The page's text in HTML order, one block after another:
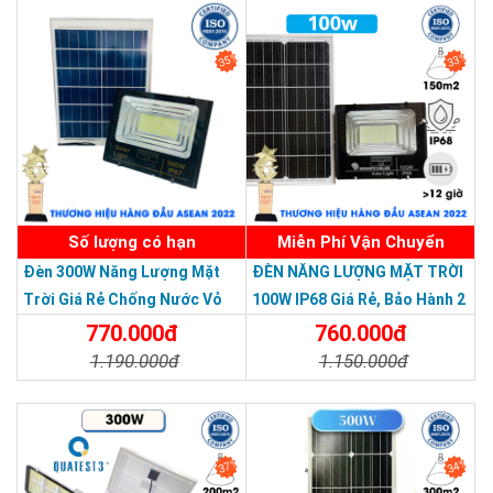
35%
Số lượng có hạn
Đèn 300W Năng Lượng Mặt
Trời Giá Rẻ Chống Nước Vỏ
Nhôm Đúc770.000đ
1.190.000đ
33%
Miễn Phí Vận Chuyển
ĐÈN NĂNG LƯỢNG MẶT TRỜI
100W IP68 Giá Rẻ, Bảo Hành 2
760.000đ
1.150.000đ
37% 34%